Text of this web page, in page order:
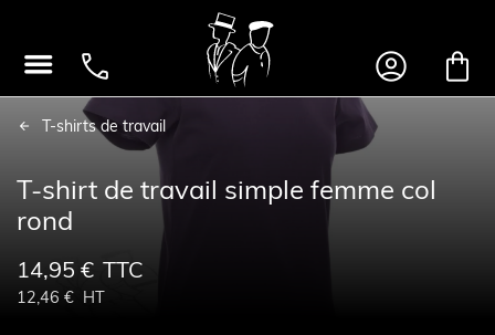
   
T-shirts de travail
T-shirt de travail simple femme col
rond
14,95 € TTC
12,46 € HT